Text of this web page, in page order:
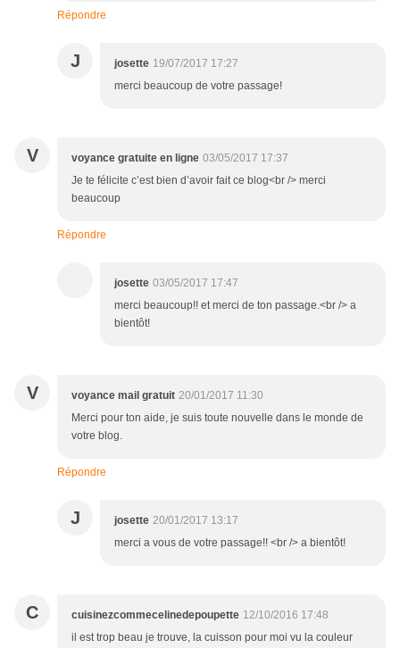
Répondre
J josette 19/07/2017 17:27
merci beaucoup de votre passage!
V voyance gratuite en ligne 03/05/2017 17:37
Je te félicite c’est bien d’avoir fait ce blog<br /> merci
beaucoup
Répondre
josette 03/05/2017 17:47
merci beaucoup!! et merci de ton passage.<br /> a
bientôt!
V voyance mail gratuit 20/01/2017 11:30
Merci pour ton aide, je suis toute nouvelle dans le monde de
votre blog.
Répondre
J josette 20/01/2017 13:17
merci a vous de votre passage!! <br /> a bientôt!
C cuisinezcommecelinedepoupette 12/10/2016 17:48
il est trop beau je trouve, la cuisson pour moi vu la couleur